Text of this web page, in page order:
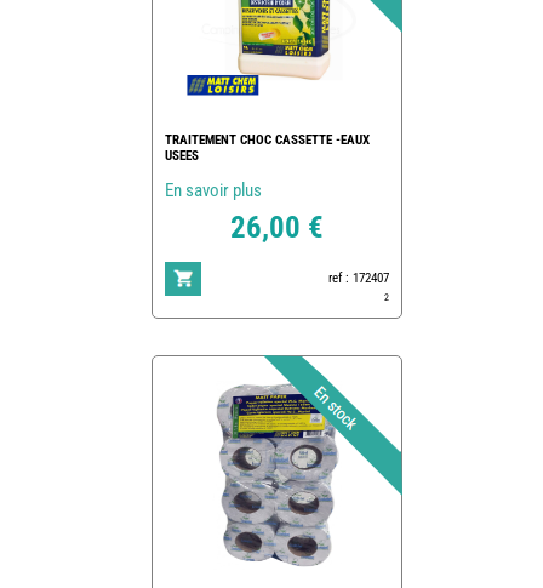
TRAITEMENT CHOC CASSETTE -EAUX
USEES
En savoir plus
26,00 €
ref : 172407
2